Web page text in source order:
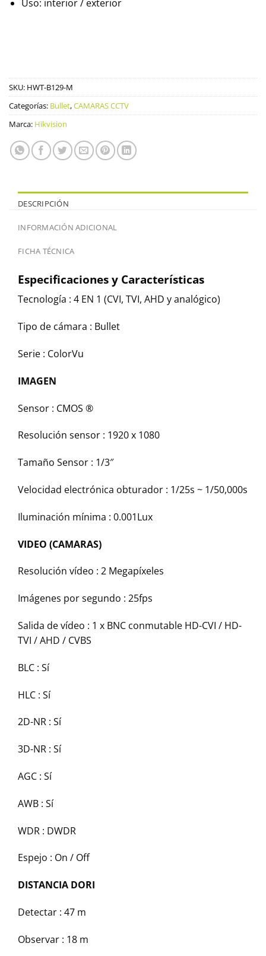
Uso: interior / exterior
SKU: HWT-B129-M
Categorías: Bullet,CAMARAS CCTV
Marca: Hikvision
DESCRIPCIÓN
INFORMACIÓN ADICIONAL
FICHA TÉCNICA
Especificaciones y Características
Tecnología : 4 EN 1 (CVI, TVI, AHD y analógico)
Tipo de cámara : Bullet
Serie : ColorVu
IMAGEN
Sensor : CMOS ®
Resolución sensor : 1920 x 1080
Tamaño Sensor : 1/3″
Velocidad electrónica obturador : 1/25s ~ 1/50,000s
Iluminación mínima : 0.001Lux
VIDEO (CAMARAS)
Resolución vídeo : 2 Megapíxeles
Imágenes por segundo : 25fps
Salida de vídeo : 1 x BNC conmutable HD-CVI / HD-
TVI / AHD / CVBS
BLC : Sí
HLC : Sí
2D-NR : Sí
3D-NR : Sí
AGC : Sí
AWB : Sí
WDR : DWDR
Espejo : On / Off
DISTANCIA DORI
Detectar : 47 m
Observar : 18 m